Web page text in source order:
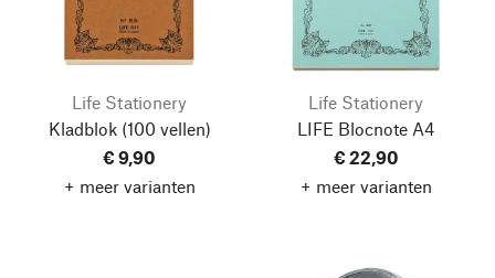
Life Stationery
Kladblok(100 vellen)
€ 9,90
+ meer varianten
Life Stationery
LIFE Blocnote A4
€ 22,90
+ meer varianten